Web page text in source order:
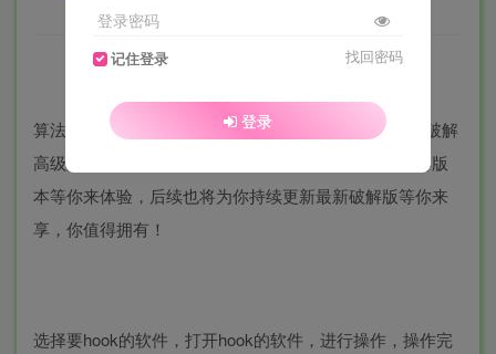
算法助手app破解版为你提供下载体验，此版本已为你破解
高级版功能，所有付费内容全部免费畅享，全新的破解版
本等你来体验，后续也将为你持续更新最新破解版等你来
享，你值得拥有！
选择要hook的软件，打开hook的软件，进行操作，操作完
登录密码
记住登录 找回密码
登录